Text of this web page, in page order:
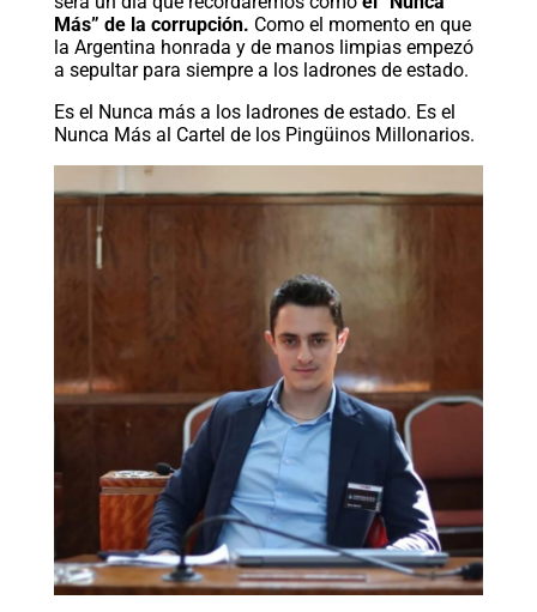
Más” de la corrupción. Como el momento en que
la Argentina honrada y de manos limpias empezó
a sepultar para siempre a los ladrones de estado.
Es el Nunca más a los ladrones de estado. Es el
Nunca Más al Cartel de los Pingüinos Millonarios.